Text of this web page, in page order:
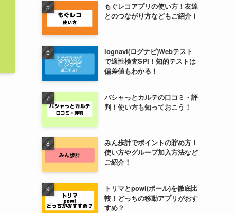
もぐレコアプリの使い方！友達
とのつながり方などもご紹介！
lognavi(ログナビ)Webテスト
で適性検査SPI！知的テストは
偏差値もわかる！
パシャっとカルテの口コミ・評
判！使い方も知っておこう！
みん歩計でポイントの貯め方！
使い方やグループ加入方法など
ご紹介！
トリマとpowl(ポール)を徹底比
較！どっちの移動アプリがおす
すめ？